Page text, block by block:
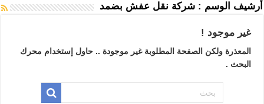
أرشيف الوسم :شركة نقل عفش بضمد
غير موجود !
المعذرة ولكن الصفحة المطلوبة غير موجودة .. حاول إستخدام محرك
البحث .